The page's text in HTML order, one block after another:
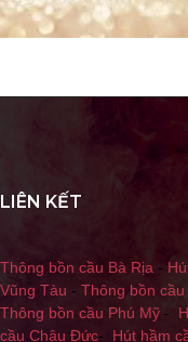
LIÊN KẾT
Thông bồn cầu Bà Rịa -
Vũng Tàu - Thông bồn
Thông bồn cầu Phú Mỹ -
cầu Châu Đức- Hút hầm